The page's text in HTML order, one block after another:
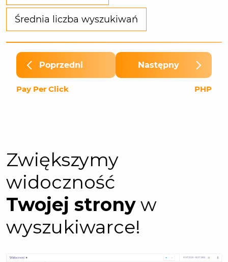
Średnia liczba wyszukiwań
Poprzedni
Pay Per Click
Następny
PHP